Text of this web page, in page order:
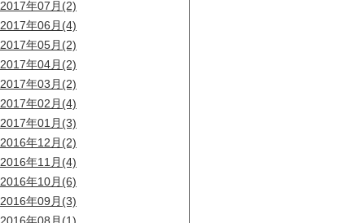
2017年07月(2)
2017年06月(4)
2017年05月(2)
2017年04月(2)
2017年03月(2)
2017年02月(4)
2017年01月(3)
2016年12月(2)
2016年11月(4)
2016年10月(6)
2016年09月(3)